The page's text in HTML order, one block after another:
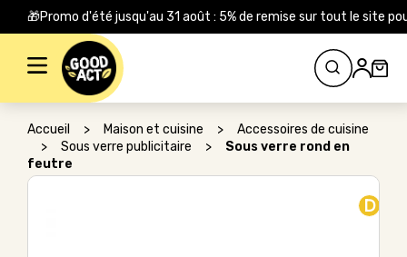
🎁Promo d'été jusqu'au 31 août : 5% de remise sur tout le site
Rechercher :
Accueil > Maison et cuisine >
Accessoires de cuisine
>
Sous verre publicitaire >
Sous verre rond en
feutre
D